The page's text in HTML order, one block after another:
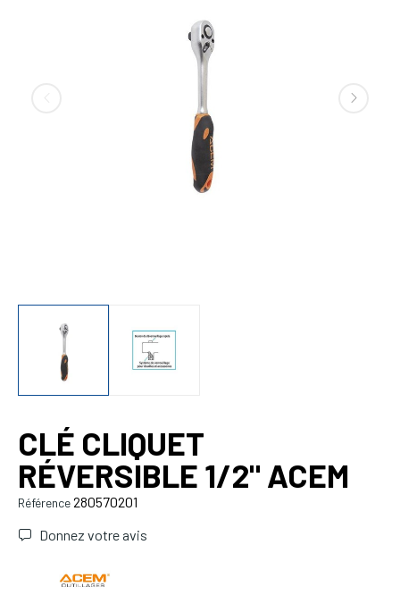
CLÉ CLIQUET
RÉVERSIBLE 1/2" ACEM
Référence280570201
Donnez votre avis